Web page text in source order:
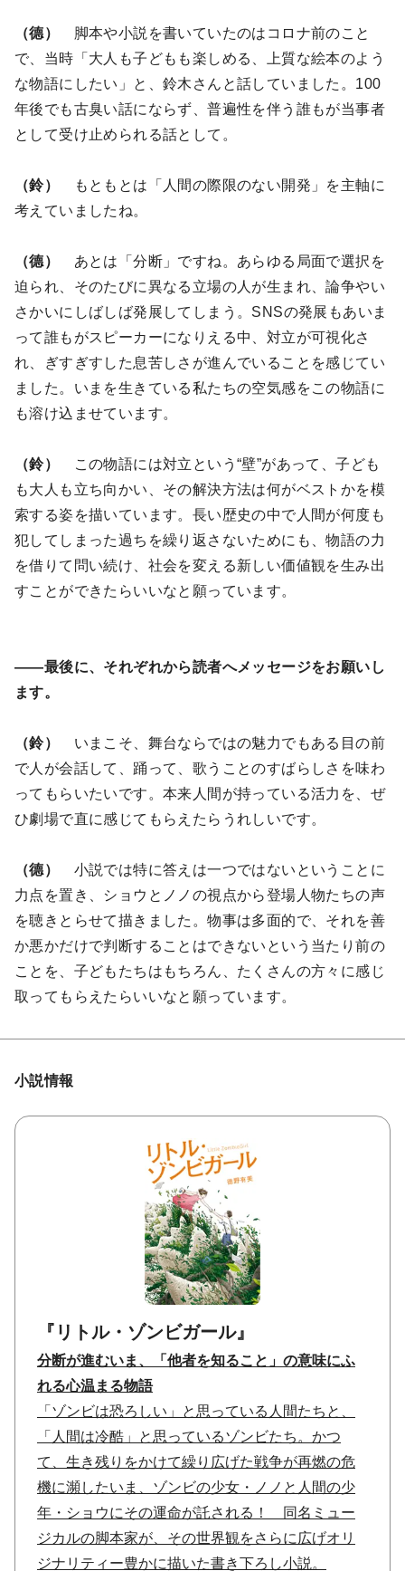
（德）
脚本や小説を書いていたのはコロナ前のこと
で、当時「大人も子どもも楽しめる、上質な絵本のよう
な物語にしたい」と、鈴木さんと話していました。100
年後でも古臭い話にならず、普遍性を伴う誰もが当事者
として受け止められる話として。
（鈴）
もともとは「人間の際限のない開発」を主軸に
考えていましたね。
（德）
あとは「分断」ですね。あらゆる局面で選択を
迫られ、そのたびに異なる立場の人が生まれ、論争やい
さかいにしばしば発展してしまう。SNSの発展もあいま
って誰もがスピーカーになりえる中、対立が可視化さ
れ、ぎすぎすした息苦しさが進んでいることを感じてい
ました。いまを生きている私たちの空気感をこの物語に
も溶け込ませています。
（鈴）
この物語には対立という“壁”があって、子ども
も大人も立ち向かい、その解決方法は何がベストかを模
索する姿を描いています。長い歴史の中で人間が何度も
犯してしまった過ちを繰り返さないためにも、物語の力
を借りて問い続け、社会を変える新しい価値観を生み出
すことができたらいいなと願っています。
――最後に、それぞれから読者へメッセージをお願いし
ます。
（鈴）
いまこそ、舞台ならではの魅力でもある目の前
で人が会話して、踊って、歌うことのすばらしさを味わ
ってもらいたいです。本来人間が持っている活力を、ぜ
ひ劇場で直に感じてもらえたらうれしいです。
（德）
小説では特に答えは一つではないということに
力点を置き、ショウとノノの視点から登場人物たちの声
を聴きとらせて描きました。物事は多面的で、それを善
か悪かだけで判断することはできないという当たり前の
ことを、子どもたちはもちろん、たくさんの方々に感じ
取ってもらえたらいいなと願っています。
小説情報
『リトル・ゾンビガール』
分断が進むいま、「他者を知ること」の意味にふ
れる心温まる物語
「ゾンビは恐ろしい」と思っている人間たちと、
「人間は冷酷」と思っているゾンビたち。かつ
て、生き残りをかけて繰り広げた戦争が再燃の危
機に瀕したいま、ゾンビの少女・ノノと人間の少
年・ショウにその運命が託される！ 同名ミュー
ジカルの脚本家が、その世界観をさらに広げオリ
ジナリティー豊かに描いた書き下ろし小説。